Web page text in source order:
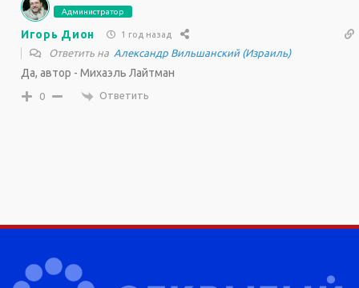
Администратор
Игорь Дион 1 год назад
Ответить на Александр Вильшанский (Израиль)
Да, автор - Михаэль Лайтман
0 Ответить